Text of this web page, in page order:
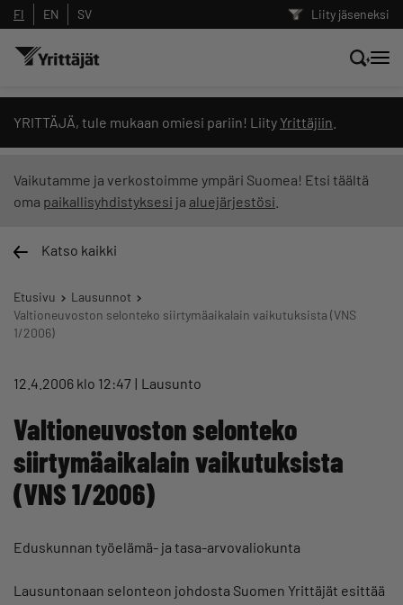
Liity jäseneksi
FI EN SV
YRITTÄJÄ, tule mukaan omiesi pariin! Liity Yrittäjiin
Vaikutamme ja verkostoimme ympäri Suomea! Etsi täältä
oma paikallisyhdistyksesi ja aluejärjestösi
Katso kaikki
Etusivu
Lausunnot
Valtioneuvoston selonteko siirtymäaikalain vaikutuksista (VNS
1/2006)
12.4.2006 klo 12:47 Lausunto
Valtioneuvoston selonteko
siirtymäaikalain vaikutuksista
(VNS 1/2006)
Eduskunnan työelämä- ja tasa-arvovaliokunta
Lausuntonaan selonteon johdosta Suomen Yrittäjät esittää
Hae sivustolta tai kysy suoraan
Yrittäjien tekoälyltä